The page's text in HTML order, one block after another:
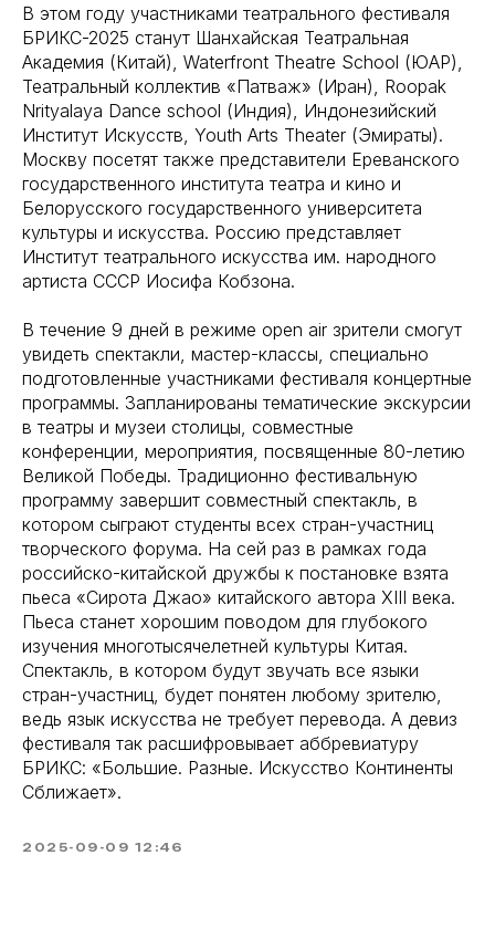
В этом году участниками театрального фестиваля
БРИКС-2025 станут Шанхайская Театральная
Академия (Китай), Waterfront Theatre School (ЮАР),
Театральный коллектив «Патваж» (Иран), Roopak
Nrityalaya Dance school (Индия), Индонезийский
Институт Искусств, Youth Arts Theater (Эмираты).
Москву посетят также представители Ереванского
государственного института театра и кино и
Белорусского государственного университета
культуры и искусства. Россию представляет
Институт театрального искусства им. народного
артиста СССР Иосифа Кобзона.
В течение 9 дней в режиме open air зрители смогут
увидеть спектакли, мастер-классы, специально
подготовленные участниками фестиваля концертные
программы. Запланированы тематические экскурсии
в театры и музеи столицы, совместные
конференции, мероприятия, посвященные 80-летию
Великой Победы. Традиционно фестивальную
программу завершит совместный спектакль, в
котором сыграют студенты всех стран-участниц
творческого форума. На сей раз в рамках года
российско-китайской дружбы к постановке взята
пьеса «Сирота Джао» китайского автора XIII века.
Пьеса станет хорошим поводом для глубокого
изучения многотысячелетней культуры Китая.
Спектакль, в котором будут звучать все языки
стран-участниц, будет понятен любому зрителю,
ведь язык искусства не требует перевода. А девиз
фестиваля так расшифровывает аббревиатуру
БРИКС: «Большие. Разные. Искусство Континенты
Сближает».
2025-09-09 12:46